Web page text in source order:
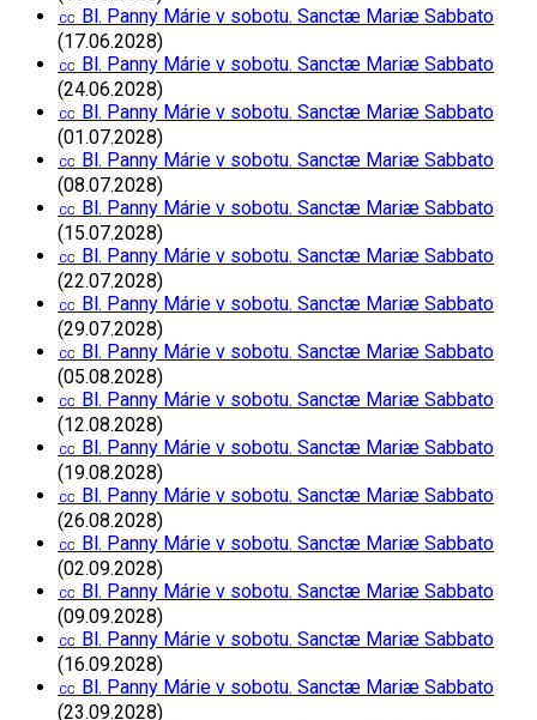
㏄ Bl. Panny Márie v sobotu. Sanctæ Mariæ Sabbato
(17.06.2028)
㏄ Bl. Panny Márie v sobotu. Sanctæ Mariæ Sabbato
(24.06.2028)
㏄ Bl. Panny Márie v sobotu. Sanctæ Mariæ Sabbato
(01.07.2028)
㏄ Bl. Panny Márie v sobotu. Sanctæ Mariæ Sabbato
(08.07.2028)
㏄ Bl. Panny Márie v sobotu. Sanctæ Mariæ Sabbato
(15.07.2028)
㏄ Bl. Panny Márie v sobotu. Sanctæ Mariæ Sabbato
(22.07.2028)
㏄ Bl. Panny Márie v sobotu. Sanctæ Mariæ Sabbato
(29.07.2028)
㏄ Bl. Panny Márie v sobotu. Sanctæ Mariæ Sabbato
(05.08.2028)
㏄ Bl. Panny Márie v sobotu. Sanctæ Mariæ Sabbato
(12.08.2028)
㏄ Bl. Panny Márie v sobotu. Sanctæ Mariæ Sabbato
(19.08.2028)
㏄ Bl. Panny Márie v sobotu. Sanctæ Mariæ Sabbato
(26.08.2028)
㏄ Bl. Panny Márie v sobotu. Sanctæ Mariæ Sabbato
(02.09.2028)
㏄ Bl. Panny Márie v sobotu. Sanctæ Mariæ Sabbato
(09.09.2028)
㏄ Bl. Panny Márie v sobotu. Sanctæ Mariæ Sabbato
(16.09.2028)
㏄ Bl. Panny Márie v sobotu. Sanctæ Mariæ Sabbato
(23.09.2028)